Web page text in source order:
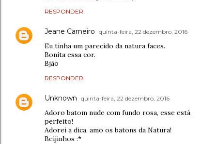
RESPONDER
Jeane Carneiro quinta-feira, 22 dezembro, 2016
Eu tinha um parecido da natura faces.
Bonita essa cor.
Bjão
RESPONDER
Unknown quinta-feira, 22 dezembro, 2016
Adoro batom nude com fundo rosa, esse está
perfeito!
Adorei a dica, amo os batons da Natura!
Beijinhos :*